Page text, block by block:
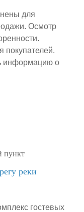
для
Осмотр
покупателей.
информацию о
пункт
реки
гостевых